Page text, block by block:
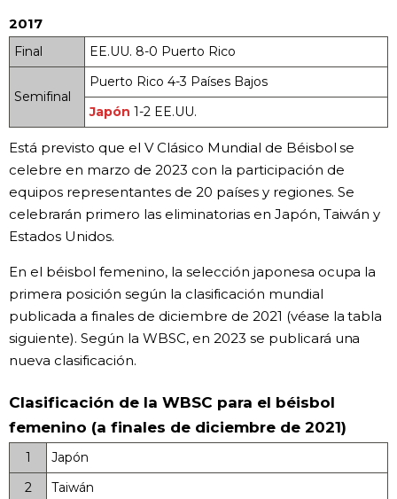
2017
Final EE.UU. 8-0 Puerto Rico
Semifinal
Puerto Rico 4-3 Países Bajos
Japón 1-2 EE.UU.
Está previsto que el V Clásico Mundial de Béisbol se
celebre en marzo de 2023 con la participación de
equipos representantes de 20 países y regiones. Se
celebrarán primero las eliminatorias en Japón, Taiwán y
Estados Unidos.
En el béisbol femenino, la selección japonesa ocupa la
primera posición según la clasificación mundial
publicada a finales de diciembre de 2021 (véase la tabla
siguiente). Según la WBSC, en 2023 se publicará una
nueva clasificación.
Clasificación de la WBSC para el béisbol
femenino (a finales de diciembre de 2021)
1
Japón
2
Taiwán